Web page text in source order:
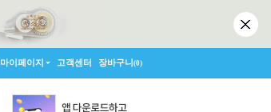
마이페이지 고객센터 장바구니(0)